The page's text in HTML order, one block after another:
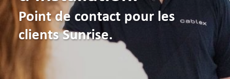
Point de contact pour les
clients Sunrise.